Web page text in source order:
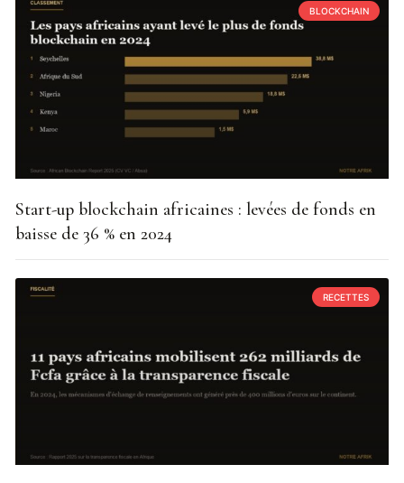
BLOCKCHAIN
Start-up blockchain africaines : levées de fonds en
baisse de 36 % en 2024
RECETTES